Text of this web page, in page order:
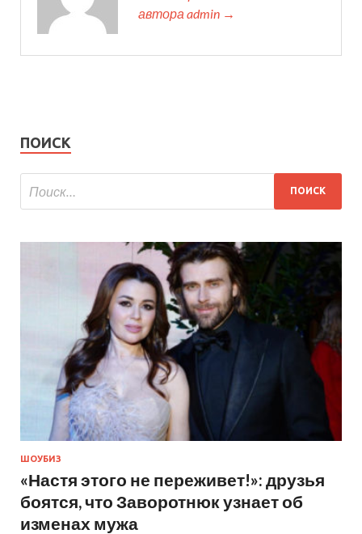
автора admin →
ПОИСК
ШОУБИЗ
«Настя этого не переживет!»: друзья
боятся, что Заворотнюк узнает об
изменах мужа